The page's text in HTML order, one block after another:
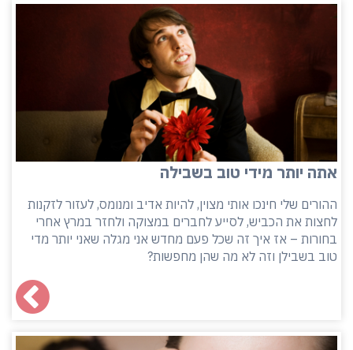
אתה יותר מידי טוב בשבילה
ההורים שלי חינכו אותי מצוין, להיות אדיב ומנומס, לעזור לזקנות
לחצות את הכביש, לסייע לחברים במצוקה ולחזר במרץ אחרי
בחורות – אז איך זה שכל פעם מחדש אני מגלה שאני יותר מדי
טוב בשבילן וזה לא מה שהן מחפשות?